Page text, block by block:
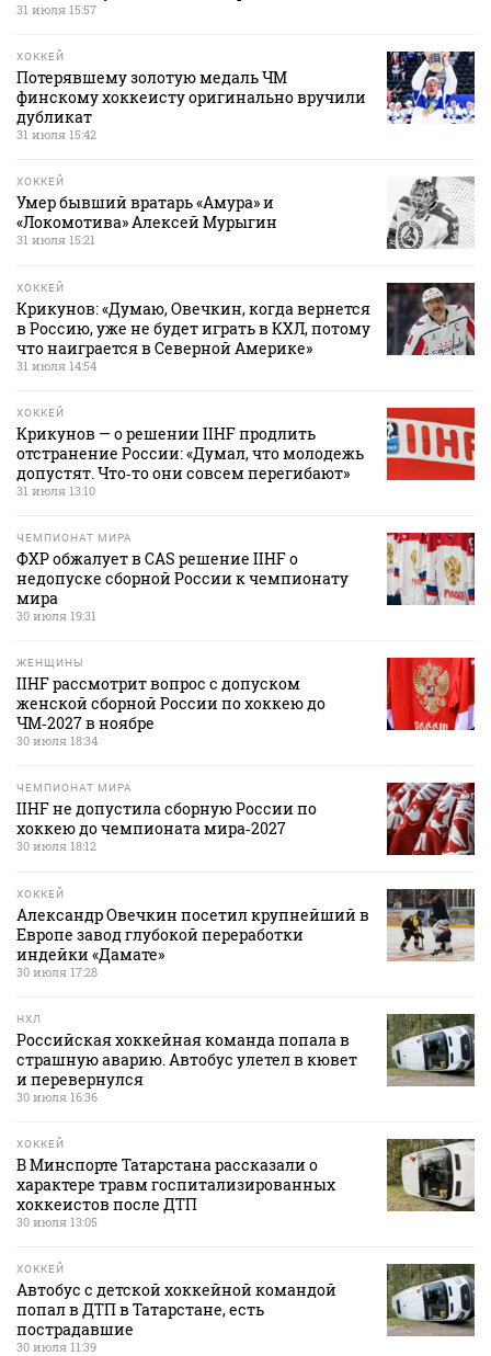
31 июля 15:57
ХОККЕЙ
Потерявшему золотую медаль ЧМ
финскому хоккеисту оригинально вручили
дубликат
31 июля 15:42
ХОККЕЙ
Умер бывший вратарь «Амура» и
«Локомотива» Алексей Мурыгин
31 июля 15:21
ХОККЕЙ
Крикунов: «Думаю, Овечкин, когда вернется
в Россию, уже не будет играть в КХЛ, потому
что наиграется в Северной Америке»
31 июля 14:54
ХОККЕЙ
Крикунов — о решении IIHF продлить
отстранение России: «Думал, что молодежь
допустят. Что‑то они совсем перегибают»
31 июля 13:10
ЧЕМПИОНАТ МИРА
ФХР обжалует в CAS решение IIHF о
недопуске сборной России к чемпионату
мира
30 июля 19:31
ЖЕНЩИНЫ
IIHF рассмотрит вопрос с допуском
женской сборной России по хоккею до
ЧМ‑2027 в ноябре
30 июля 18:34
ЧЕМПИОНАТ МИРА
IIHF не допустила сборную России по
хоккею до чемпионата мира‑2027
30 июля 18:12
ХОККЕЙ
Александр Овечкин посетил крупнейший в
Европе завод глубокой переработки
индейки «Дамате»
30 июля 17:28
НХЛ
Российская хоккейная команда попала в
страшную аварию. Автобус улетел в кювет
и перевернулся
30 июля 16:36
ХОККЕЙ
В Минспорте Татарстана рассказали о
характере травм госпитализированных
хоккеистов после ДТП
30 июля 13:05
ХОККЕЙ
Автобус с детской хоккейной командой
попал в ДТП в Татарстане, есть
пострадавшие
30 июля 11:39